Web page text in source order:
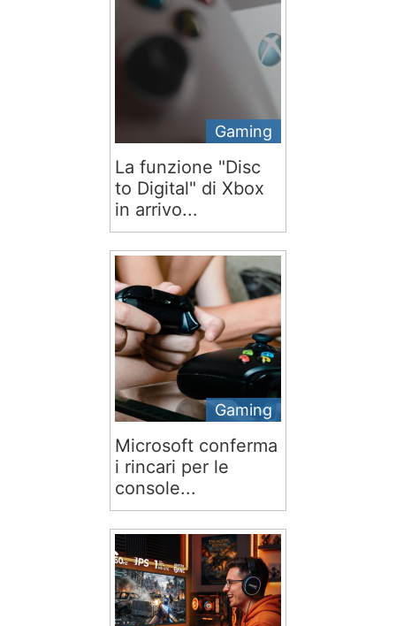
Gaming
La funzione "Disc
to Digital" di Xbox
in arrivo...
Gaming
Microsoft conferma
i rincari per le
console...